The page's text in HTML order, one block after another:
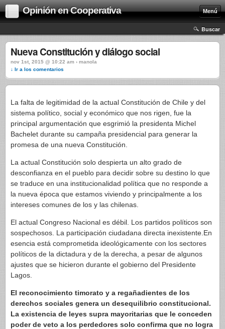
Opinión en Cooperativa Menú
Buscar
Nueva Constitución y diálogo social
nov 1st, 2015 @ 10:22 am › manola
↓ Ir a los comentarios
La falta de legitimidad de la actual Constitución de Chile y del
sistema político, social y económico que nos rigen, fue la
principal argumentación que esgrimió la presidenta Michel
Bachelet durante su campaña presidencial para generar la
promesa de una nueva Constitución.
La actual Constitución solo despierta un alto grado de
desconfianza en el pueblo para decidir sobre su destino lo que
se traduce en una institucionalidad política que no responde a
la nueva época que estamos viviendo y principalmente a los
intereses comunes de los y las chilenas.
El actual Congreso Nacional es débil. Los partidos políticos son
sospechosos. La participación ciudadana directa inexistente.En
esencia está comprometida ideológicamente con los sectores
políticos de la dictadura y de la derecha, a pesar de algunos
ajustes que se hicieron durante el gobierno del Presidente
Lagos.
El reconocimiento timorato y a regañadientes de los
derechos sociales genera un desequilibrio constitucional.
La existencia de leyes supra mayoritarias que le conceden
poder de veto a los perdedores solo confirma que no logra